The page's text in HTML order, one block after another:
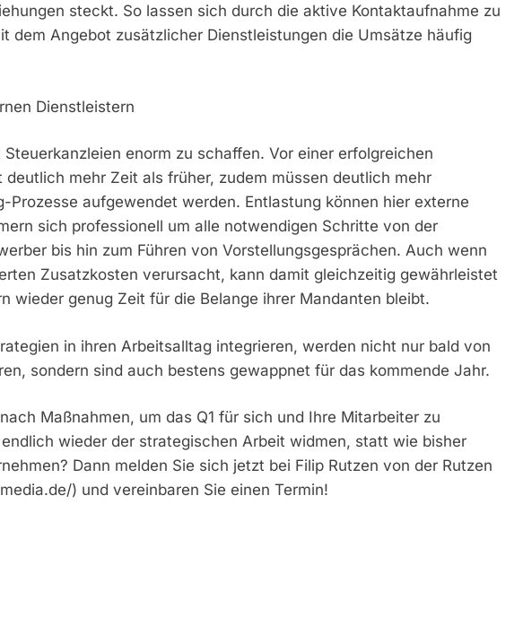
steckt. So lassen sich durch die aktive Kontaktaufnahme zu
dem Angebot zusätzlicher Dienstleistungen die Umsätze häufig
Dienstleistern
enorm zu schaffen. Vor einer erfolgreichen
mehr Zeit als früher, zudem müssen deutlich mehr
Prozesse aufgewendet werden. Entlastung können hier externe
sich professionell um alle notwendigen Schritte von der
bis hin zum Führen von Vorstellungsgesprächen. Auch wenn
Zusatzkosten verursacht, kann damit gleichzeitig gewährleistet
wieder genug Zeit für die Belange ihrer Mandanten bleibt.
in ihren Arbeitsalltag integrieren, werden nicht nur bald von
sondern sind auch bestens gewappnet für das kommende Jahr.
Maßnahmen, um das Q1 für sich und Ihre Mitarbeiter zu
wieder der strategischen Arbeit widmen, statt wie bisher
Dann melden Sie sich jetzt bei Filip Rutzen von der Rutzen
) und vereinbaren Sie einen Termin!